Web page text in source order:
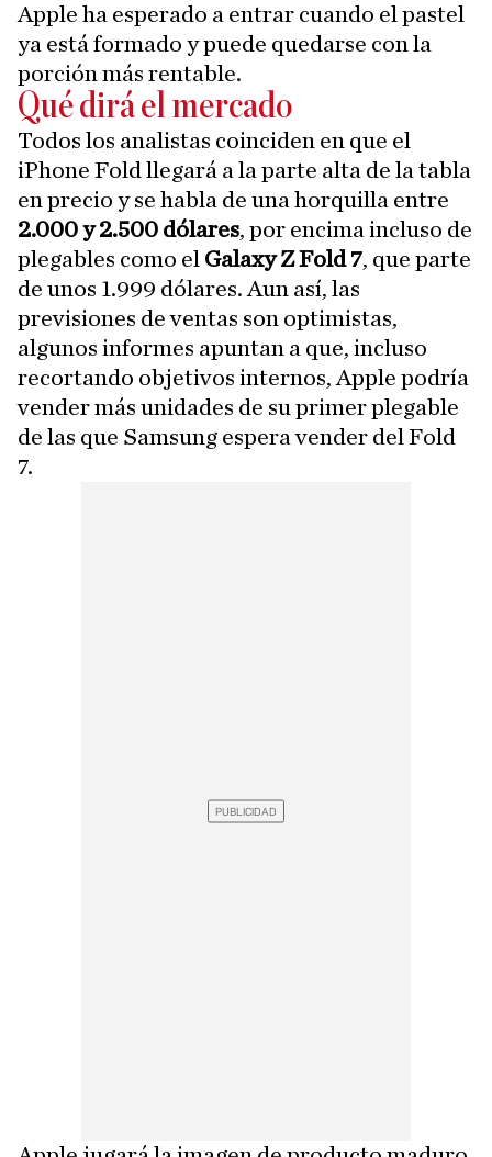
Apple ha esperado a entrar cuando el pastel
ya está formado y puede quedarse con la
porción más rentable.
Qué dirá el mercado
Todos los analistas coinciden en que el
iPhone Fold llegará a la parte alta de la tabla
en precio y se habla de una horquilla entre
2.000 y 2.500 dólares, por encima incluso de
plegables como el Galaxy Z Fold 7, que parte
de unos 1.999 dólares. Aun así, las
previsiones de ventas son optimistas,
algunos informes apuntan a que, incluso
recortando objetivos internos, Apple podría
vender más unidades de su primer plegable
de las que Samsung espera vender del Fold
7.